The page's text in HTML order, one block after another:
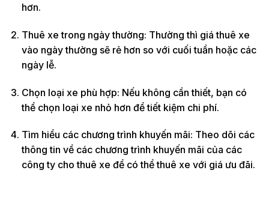
hơn.
Thuê xe trong ngày thường: Thường thì giá thuê xe
vào ngày thường sẽ rẻ hơn so với cuối tuần hoặc các
ngày lễ.
Chọn loại xe phù hợp: Nếu không cần thiết, bạn có
thể chọn loại xe nhỏ hơn để tiết kiệm chi phí.
Tìm hiểu các chương trình khuyến mãi: Theo dõi các
thông tin về các chương trình khuyến mãi của các
công ty cho thuê xe để có thể thuê xe với giá ưu đãi.